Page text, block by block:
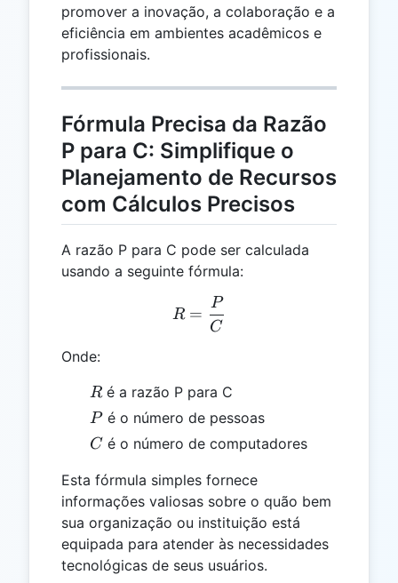
promover a inovação, a colaboração e a
eficiência em ambientes acadêmicos e
profissionais.
Fórmula Precisa da Razão
P para C: Simplifique o
Planejamento de Recursos
com Cálculos Precisos
A razão P para C pode ser calculada
usando a seguinte fórmula:
R = \frac{P}{C}
R =
C
P
Onde:
R
Ré a razão P para C
P
Pé o número de pessoas
C
C é o número de computadores
Esta fórmula simples fornece
informações valiosas sobre o quão bem
sua organização ou instituição está
equipada para atender às necessidades
tecnológicas de seus usuários.